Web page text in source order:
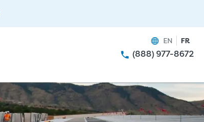
(888) 977-8672
EN FR